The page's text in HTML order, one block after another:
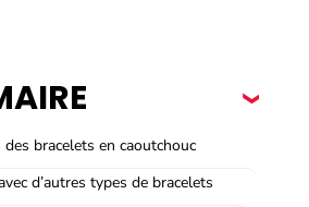
des bracelets en caoutchouc
d’autres types de bracelets